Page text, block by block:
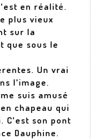
en réalité.
plus vieux
sur la
que sous le
Un vrai
l'image.
suis amusé
chapeau qui
C'est son pont
Dauphine.